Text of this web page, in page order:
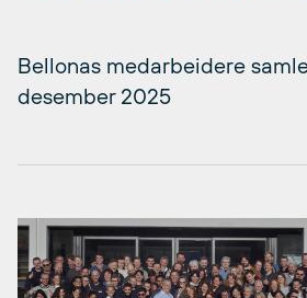
Bellonas medarbeidere
desember 2025